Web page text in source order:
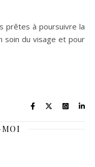
prêtes à poursuivre la
soin du visage et pour